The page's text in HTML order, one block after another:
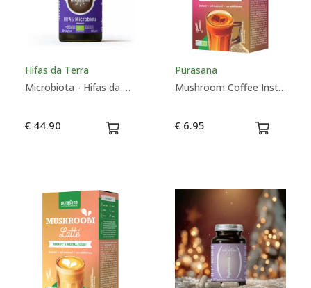
Hifas da Terra
Microbiota - Hifas da Terra
€ 44.90
Purasana
Mushroom Coffee Instantané - Purasana
€ 6.95